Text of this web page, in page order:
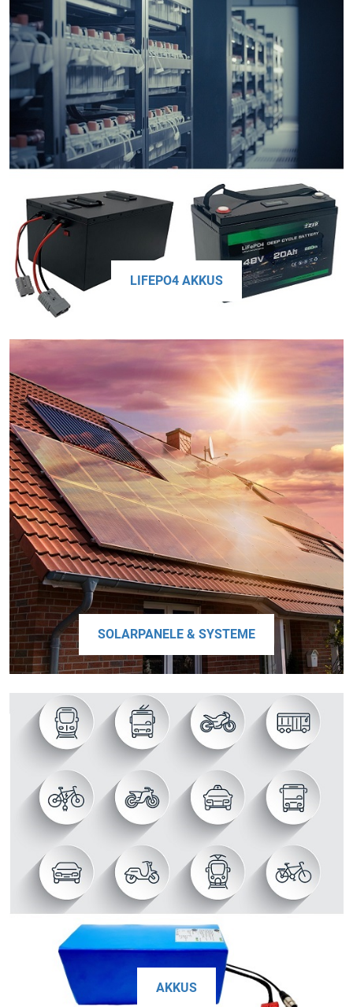
LIFEPO4 AKKUS
SOLARPANELE & SYSTEME
AKKUS